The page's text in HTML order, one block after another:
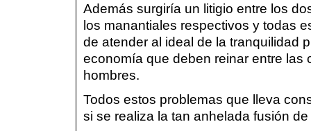
Además surgiría un litigio entre los
los manantiales respectivos y todas
de atender al ideal de la tranquilidad
economía que deben reinar entre las
hombres.
Todos estos problemas que lleva
si se realiza la tan anhelada fusión